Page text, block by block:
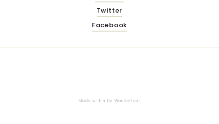
Twitter
Facebook
Made with ♥ by Wonderfour